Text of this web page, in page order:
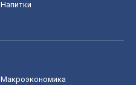
Напитки
Mакроэкономика